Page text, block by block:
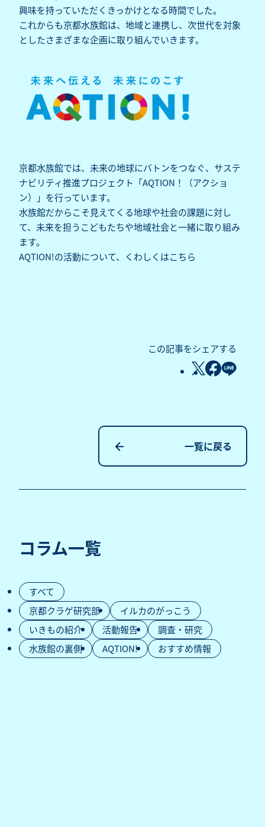
興味を持っていただくきっかけとなる時間でした。
これからも京都水族館は、地域と連携し、次世代を対象
としたさまざまな企画に取り組んでいきます。
京都水族館では、未来の地球にバトンをつなぐ、サステ
ナビリティ推進プロジェクト「AQTION！（アクショ
ン）」を行っています。
水族館だからこそ見えてくる地球や社会の課題に対し
て、未来を担うこどもたちや地域社会と一緒に取り組み
ます。
AQTION!の活動について、くわしくはこちら
この記事をシェアする
一覧に戻る
コラム一覧
すべて
京都クラゲ研究部
イルカのがっこう
いきもの紹介
活動報告
調査・研究
水族館の裏側
AQTION! おすすめ情報